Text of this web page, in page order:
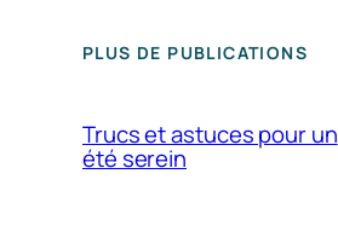
PLUS DE PUBLICATIONS
Trucs et astuces pour un
été serein